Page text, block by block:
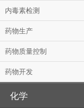
内毒素检测
药物生产
药物质量控制
药物开发
化学